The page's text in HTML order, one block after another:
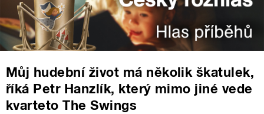
Můj hudební život má několik škatulek,
říká Petr Hanzlík, který mimo jiné vede
kvarteto The Swings